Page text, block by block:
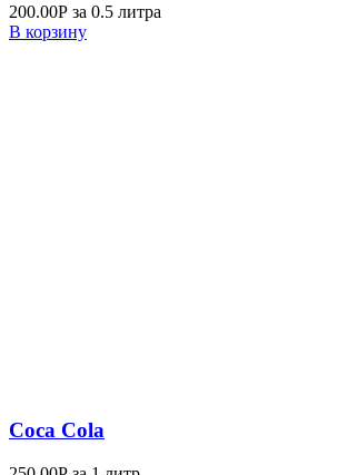
200.00Р за 0.5 литра
В корзину
Coca Cola